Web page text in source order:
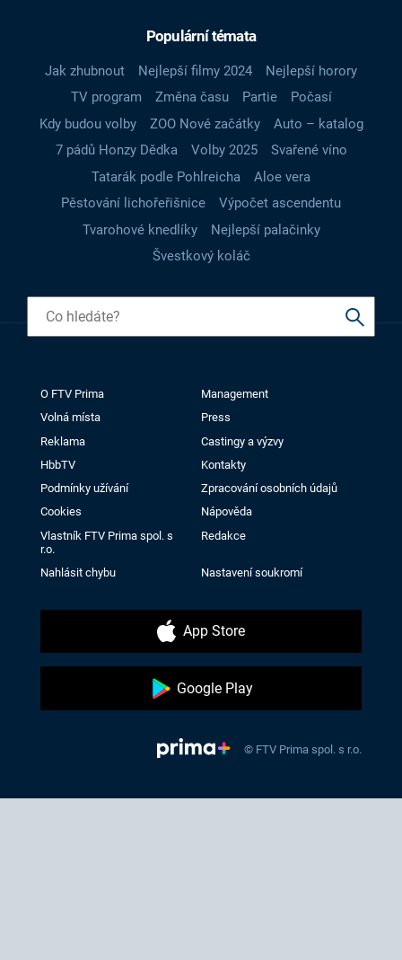
Populární témata
Jak zhubnout Nejlepší filmy 2024
Nejlepší horory
TV program
Změna času Partie
Počasí
Kdy budou volby
ZOO Nové začátky
Auto – katalog
7 pádů Honzy Dědka
Volby 2025
Svařené víno
Tatarák podle Pohlreicha
Aloe vera
Pěstování lichořeřišnice
Výpočet ascendentu
Tvarohové knedlíky
Nejlepší palačinky
Švestkový koláč
O FTV Prima
Management
Volná místa
Press
Reklama
Castingy a výzvy
HbbTV
Kontakty
Podmínky užívání
Zpracování osobních údajů
Cookies
Nápověda
Vlastník FTV Prima spol. s
r.o.
Redakce
Nahlásit chybu Nastavení soukromí
App Store
Google Play
© FTV Prima spol. s r.o.